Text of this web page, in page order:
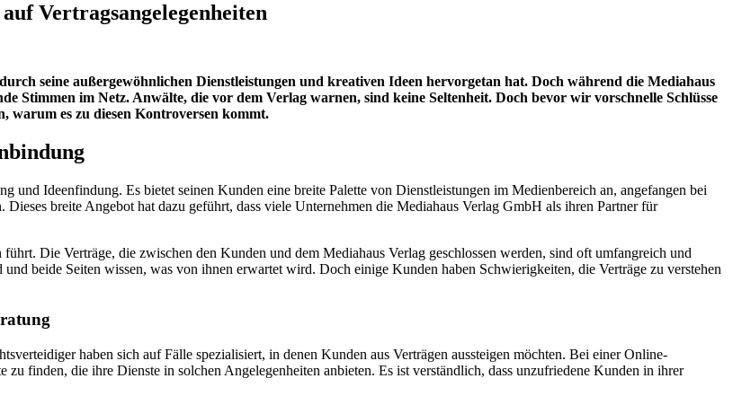
Vertragsangelegenheiten
seine außergewöhnlichen Dienstleistungen und kreativen Ideen hervorgetan hat. Doch während die Mediahaus
Stimmen im Netz. Anwälte, die vor dem Verlag warnen, sind keine Seltenheit. Doch bevor wir vorschnelle Schlüsse
warum es zu diesen Kontroversen kommt.
und Ideenfindung. Es bietet seinen Kunden eine breite Palette von Dienstleistungen im Medienbereich an, angefangen bei
breite Angebot hat dazu geführt, dass viele Unternehmen die Mediahaus Verlag GmbH als ihren Partner für
Die Verträge, die zwischen den Kunden und dem Mediahaus Verlag geschlossen werden, sind oft umfangreich und
beide Seiten wissen, was von ihnen erwartet wird. Doch einige Kunden haben Schwierigkeiten, die Verträge zu verstehen
haben sich auf Fälle spezialisiert, in denen Kunden aus Verträgen aussteigen möchten. Bei einer Online-
finden, die ihre Dienste in solchen Angelegenheiten anbieten. Es ist verständlich, dass unzufriedene Kunden in ihrer